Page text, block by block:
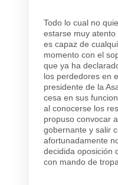
Todo lo cual no
estarse muy
es capaz de
momento con el
que ya ha
los perdedores en
presidente de la
cesa en sus
al conocerse los
propuso convocar
gobernante y salir
afortunadamente
decidida oposición
con mando de